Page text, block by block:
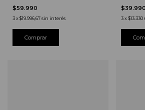
$59.990
3x$19.996,67sin interés
Comprar
$39.990
3 x$13.330